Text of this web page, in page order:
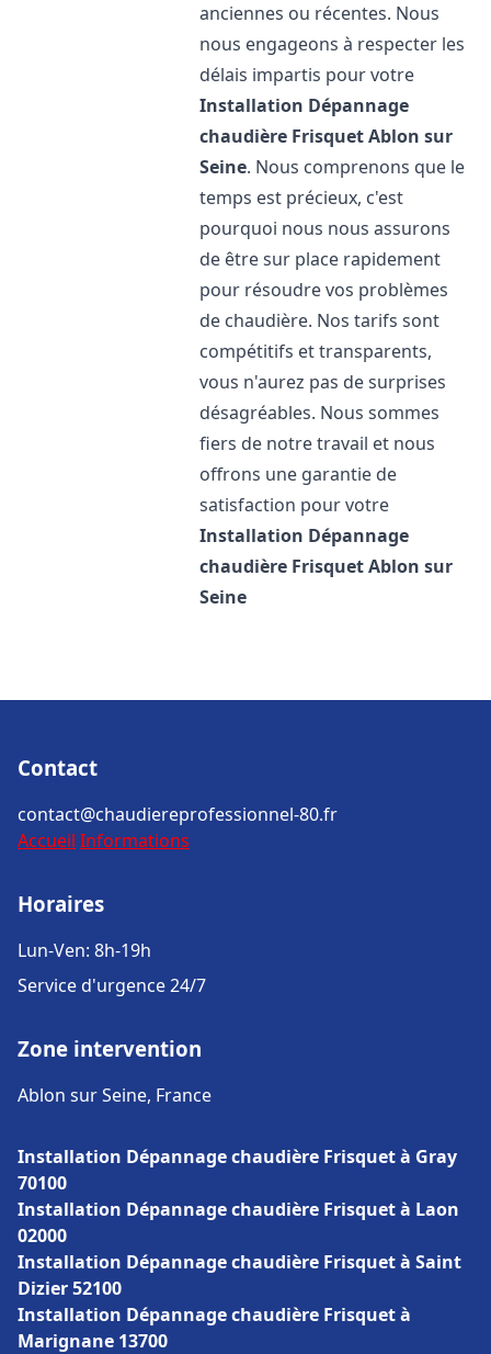
anciennes ou récentes. Nous
nous engageons à respecter les
délais impartis pour votre
Installation Dépannage
chaudière FrisquetAblon sur
Seine. Nous comprenons que le
temps est précieux, c'est
pourquoi nous nous assurons
de être sur place rapidement
pour résoudre vos problèmes
de chaudière. Nos tarifs sont
compétitifs et transparents,
vous n'aurez pas de surprises
désagréables. Nous sommes
fiers de notre travail et nous
offrons une garantie de
satisfaction pour votre
Installation Dépannage
chaudière FrisquetAblon sur
Seine
Contact
contact@chaudiereprofessionnel-80.fr
Accueil Informations
Horaires
Lun-Ven: 8h-19h
Service d'urgence 24/7
Zone intervention
Ablon sur Seine, France
Installation Dépannage chaudière Frisquet à Gray
70100
Installation Dépannage chaudière Frisquet à Laon
02000
Installation Dépannage chaudière Frisquet à Saint
Dizier 52100
Installation Dépannage chaudière Frisquet à
Marignane 13700